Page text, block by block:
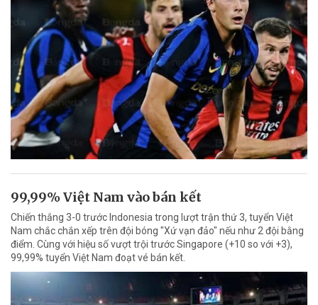
99,99% Việt Nam vào bán kết
Chiến thắng 3-0 trước Indonesia trong lượt trận thứ 3, tuyển Việt
Nam chắc chắn xếp trên đội bóng "Xứ vạn đảo" nếu như 2 đội bằng
điểm. Cùng với hiệu số vượt trội trước Singapore (+10 so với +3),
99,99% tuyển Việt Nam đoạt vé bán kết.